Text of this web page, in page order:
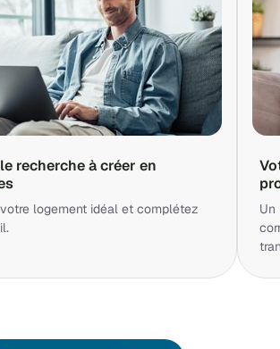
recherche à créer en
logement idéal et complétez
Un